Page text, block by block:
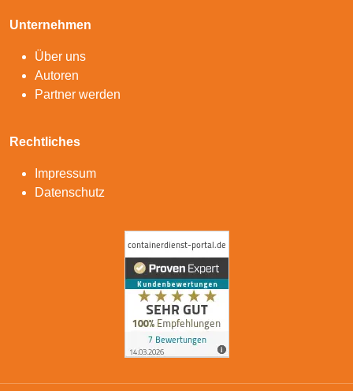
Unternehmen
Über uns
Autoren
Partner werden
Rechtliches
Impressum
Datenschutz